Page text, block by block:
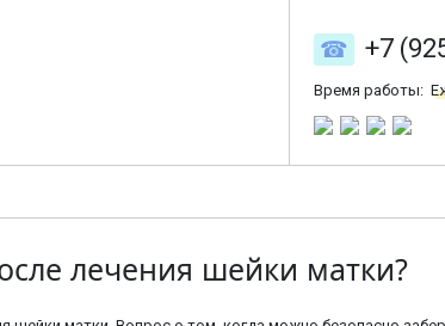
+7
Время работы:
лечения шейки матки?